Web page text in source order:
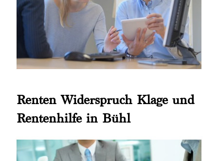
Renten Widerspruch Klage und
Rentenhilfe in Bühl